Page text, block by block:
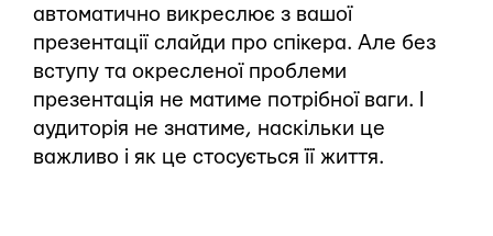
автоматично викреслює з вашої
презентації слайди про спікера. Але без
вступу та окресленої проблеми
презентація не матиме потрібної ваги. І
аудиторія не знатиме, наскільки це
важливо і як це стосується її життя.